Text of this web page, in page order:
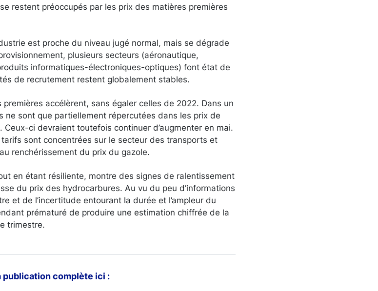
restent préoccupés par les prix des matières premières
est proche du niveau jugé normal, mais se dégrade
plusieurs secteurs (aéronautique,
informatiques-électroniques-optiques) font état de
de recrutement restent globalement stables.
accélèrent, sans égaler celles de 2022. Dans un
ne sont que partiellement répercutées dans les prix de
ci devraient toutefois continuer d’augmenter en mai.
sont concentrées sur le secteur des transports et
renchérissement du prix du gazole.
en étant résiliente, montre des signes de ralentissement
du prix des hydrocarbures. Au vu du peu d’informations
et de l’incertitude entourant la durée et l’ampleur du
prématuré de produire une estimation chiffrée de la
trimestre.
publication complète ici :